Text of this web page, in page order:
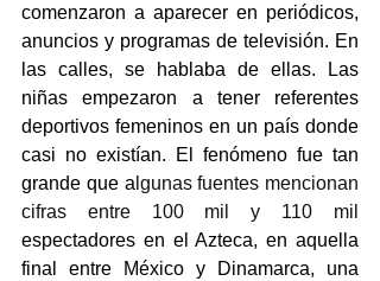
comenzaron a aparecer en periódicos,
anuncios y programas de televisión. En
las calles, se hablaba de ellas. Las
niñas empezaron a tener referentes
deportivos femeninos en un país donde
casi no existían. El fenómeno fue tan
grande que a lgunas fuentes mencionan
espectadores en el Azteca, en aquella
final entre México y Dinamarca, una